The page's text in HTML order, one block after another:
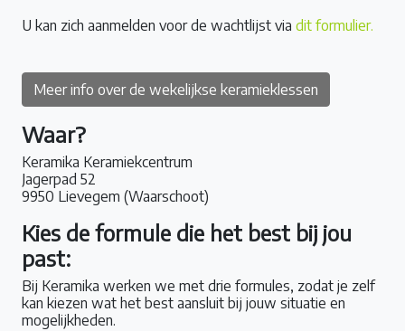
U kan zich aanmelden voor de wachtlijst via dit formulier.
Meer info over de wekelijkse keramieklessen
Waar?
Keramika Keramiekcentrum
Jagerpad 52
9950 Lievegem (Waarschoot)
Kies de formule die het best bij jou
past:
Bij Keramika werken we met drie formules, zodat je zelf
kan kiezen wat het best aansluit bij jouw situatie en
mogelijkheden.